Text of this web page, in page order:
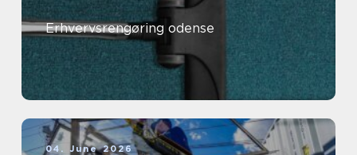
Erhvervsrengøring odense
04. June 2026